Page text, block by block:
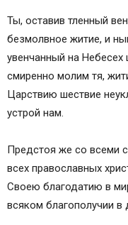
Ты, оставив тленный
безмолвное житие, и
увенчанный на Небесех
смиренно молим тя,
Царствию шествие
устрой нам.
Предстоя же со всеми
всех православных
Своею благодатию в
всяком благополучии в